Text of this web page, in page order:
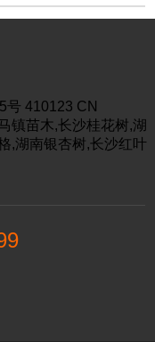
号 410123 CN
镇苗木,长沙桂花树,湖
,湖南银杏树,长沙红叶